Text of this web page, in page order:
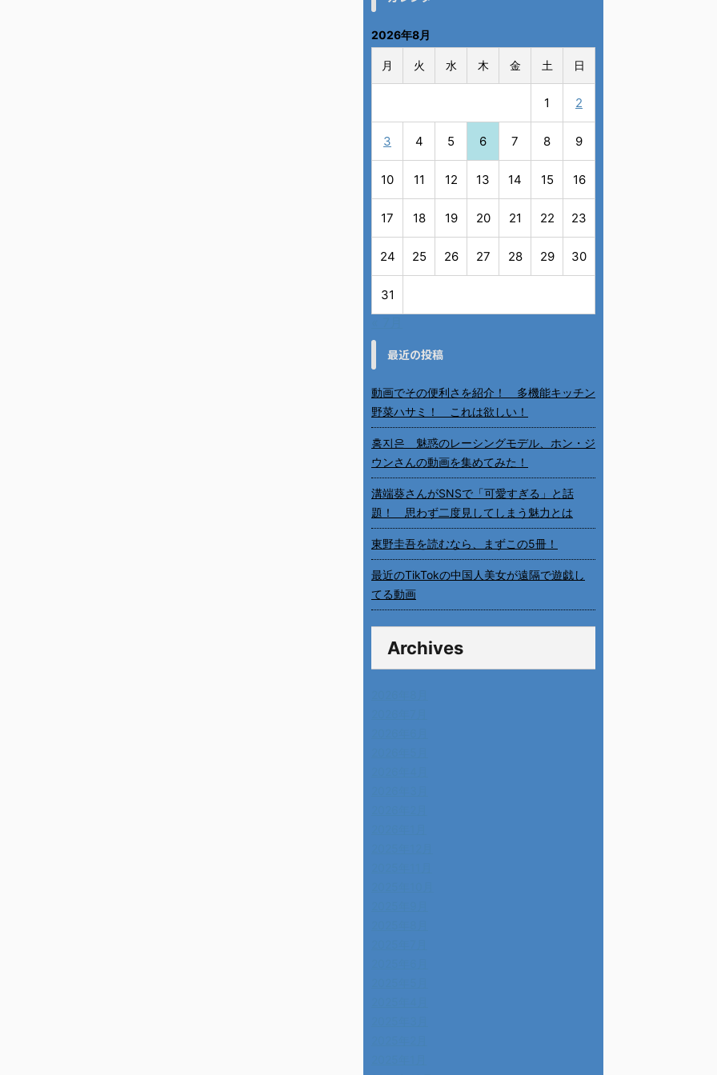
2026年8月
月 火 水 木 金 土 日
1 2
3 4 5 6 7 8 9
10 11 12 13 14 15 16
17 18 19 20 21 22 23
24 25 26 27 28 29 30
31
最近の投稿
動画でその便利さを紹介！ 多機能キッチン
野菜ハサミ！ これは欲しい！
홍지은 魅惑のレーシングモデル、ホン・ジ
ウンさんの動画を集めてみた！
溝端葵さんがSNSで「可愛すぎる」と話
題！ 思わず二度見してしまう魅力とは
東野圭吾を読むなら、まずこの5冊！
最近のTikTokの中国人美女が遠隔で遊戯し
てる動画
Archives